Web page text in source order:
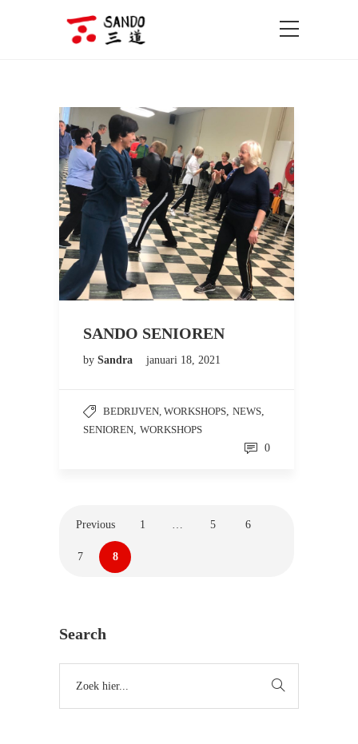
SANDO SENIOREN
by Sandra januari 18, 2021
BEDRIJVEN, WORKSHOPS NEWS
SENIOREN WORKSHOPS
0
Previous 1 5 6
7 8
Search